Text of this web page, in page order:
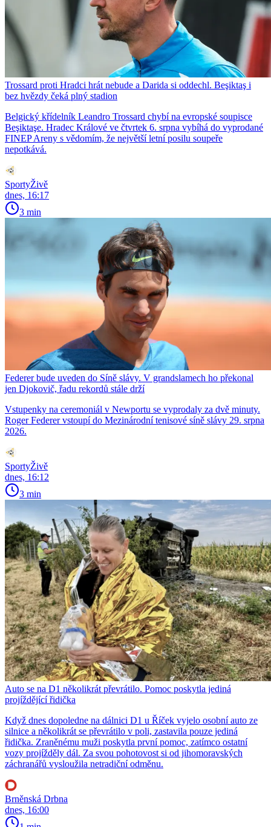
Trossard proti Hradci hrát nebude a Darida si oddechl. Beşiktaş i
bez hvězdy čeká plný stadion
Belgický křídelník Leandro Trossard chybí na evropské soupisce
Beşiktaşe. Hradec Králové ve čtvrtek 6. srpna vybíhá do vyprodané
FINEP Areny s vědomím, že největší letní posilu soupeře
nepotkává.
SportyŽivě
dnes, 16:17
3 min
Federer bude uveden do Síně slávy. V grandslamech ho překonal
jen Djokovič, řadu rekordů stále drží
Vstupenky na ceremoniál v Newportu se vyprodaly za dvě minuty.
Roger Federer vstoupí do Mezinárodní tenisové síně slávy 29. srpna
2026.
SportyŽivě
dnes, 16:12
3 min
Auto se na D1 několikrát převrátilo. Pomoc poskytla jediná
projíždějící řidička
Když dnes dopoledne na dálnici D1 u Říček vyjelo osobní auto ze
silnice a několikrát se převrátilo v poli, zastavila pouze jediná
řidička. Zraněnému muži poskytla první pomoc, zatímco ostatní
vozy projížděly dál. Za svou pohotovost si od jihomoravských
záchranářů vysloužila netradiční odměnu.
Brněnská Drbna
dnes, 16:00